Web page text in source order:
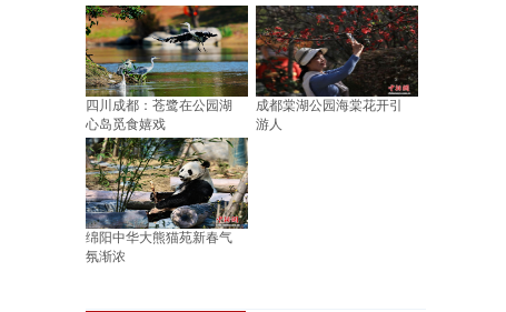
四川成都：苍鹭在公园湖
心岛觅食嬉戏
成都棠湖公园海棠花开引
游人
绵阳中华大熊猫苑新春气
氛渐浓